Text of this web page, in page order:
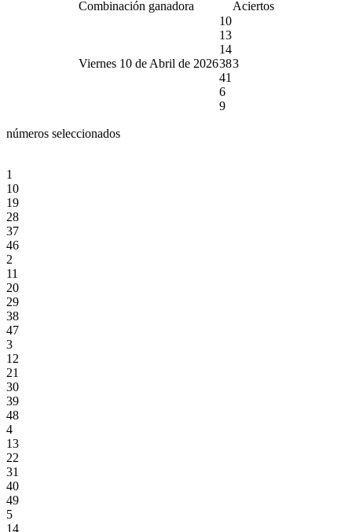
Combinación ganadora Aciertos
Viernes 10 de Abril de 2026
10
13
14
38
41
6
9
3
números seleccionados
1
10
19
28
37
46
2
11
20
29
38
47
3
12
21
30
39
48
4
13
22
31
40
49
5
14